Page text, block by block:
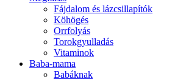
Fájdalom és lázcsillapítók
Köhögés
Orrfolyás
Torokgyulladás
Vitaminok
Baba-mama
Babáknak